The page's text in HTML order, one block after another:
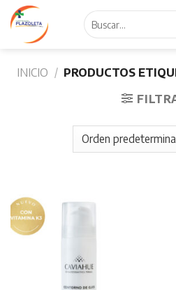
Skip
content
Buscar
por:
INICIO / PRODUCTOS